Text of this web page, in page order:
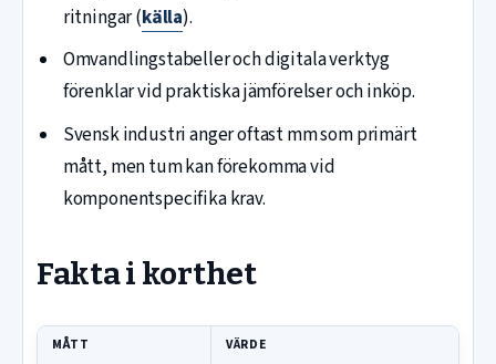
ritningar (källa).
Omvandlingstabeller och digitala verktyg
förenklar vid praktiska jämförelser och inköp.
Svensk industri anger oftast mm som primärt
mått, men tum kan förekomma vid
komponentspecifika krav.
Fakta i korthet
MÅTT VÄRDE